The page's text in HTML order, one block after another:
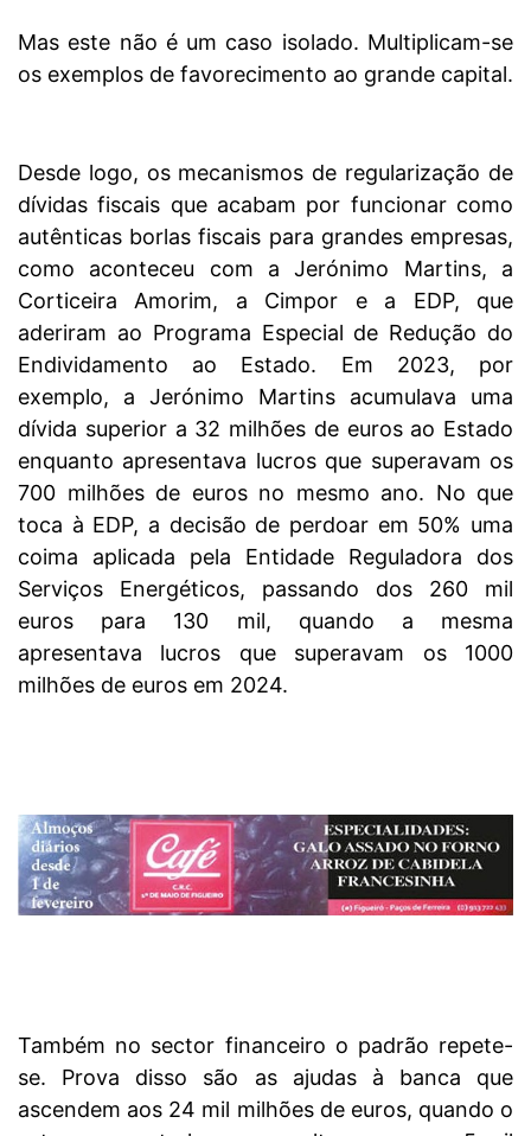
Mas este não é um caso isolado. Multiplicam-se
os exemplos de favorecimento ao grande capital.
Desde logo, os mecanismos de regularização de
dívidas fiscais que acabam por funcionar como
autênticas borlas fiscais para grandes empresas,
como aconteceu com a Jerónimo Martins, a
Corticeira Amorim, a Cimpor e a EDP, que
aderiram ao Programa Especial de Redução do
Endividamento ao Estado. Em 2023, por
exemplo, a Jerónimo Martins acumulava uma
dívida superior a 32 milhões de euros ao Estado
enquanto apresentava lucros que superavam os
700 milhões de euros no mesmo ano. No que
toca à EDP, a decisão de perdoar em 50% uma
coima aplicada pela Entidade Reguladora dos
Serviços Energéticos, passando dos 260 mil
euros para 130 mil, quando a mesma
apresentava lucros que superavam os 1000
milhões de euros em 2024.
Também no sector financeiro o padrão repete-
se. Prova disso são as ajudas à banca que
ascendem aos 24 mil milhões de euros, quando o